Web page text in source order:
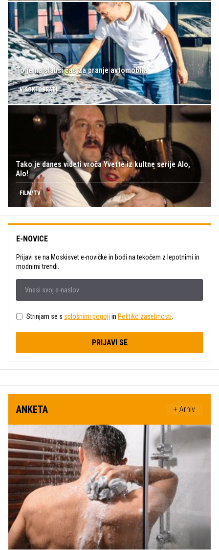
To je najslabši čas za pranje avtomobila
VISOKI OBRATI
Tako je danes videti vroča Yvette iz kultne serije Alo,
Alo!
FILM/TV
E-NOVICE
Prijavi se na Moskisvet e-novičke in bodi na tekočem z lepotnimi in
modnimi trendi.
Strinjam se s splošnimi pogoji in Politiko zasebnosti
PRIJAVI SE
ANKETA + Arhiv